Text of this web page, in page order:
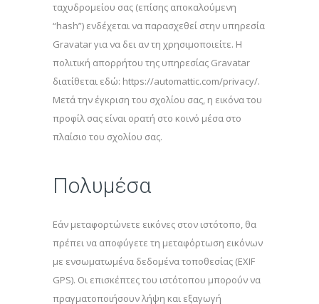
ταχυδρομείου σας (επίσης αποκαλούμενη
“hash”) ενδέχεται να παρασχεθεί στην υπηρεσία
Gravatar για να δει αν τη χρησιμοποιείτε. Η
πολιτική απορρήτου της υπηρεσίας Gravatar
διατίθεται εδώ: https://automattic.com/privacy/.
Μετά την έγκριση του σχολίου σας, η εικόνα του
προφίλ σας είναι ορατή στο κοινό μέσα στο
πλαίσιο του σχολίου σας.
Πολυμέσα
Εάν μεταφορτώνετε εικόνες στον ιστότοπο, θα
πρέπει να αποφύγετε τη μεταφόρτωση εικόνων
με ενσωματωμένα δεδομένα τοποθεσίας (EXIF
GPS). Οι επισκέπτες του ιστότοπου μπορούν να
πραγματοποιήσουν λήψη και εξαγωγή